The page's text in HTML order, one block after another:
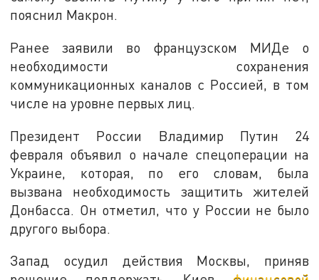
пояснил Макрон.
Ранее заявили во французском МИДе о
необходимости сохранения
коммуникационных каналов с Россией, в том
числе на уровне первых лиц.
Президент России Владимир Путин 24
февраля объявил о начале спецоперации на
Украине, которая, по его словам, была
вызвана необходимость защитить жителей
Донбасса. Он отметил, что у России не было
другого выбора.
Запад осудил действия Москвы, приняв